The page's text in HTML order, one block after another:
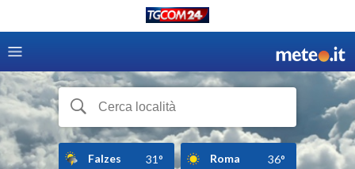
Falzes 31° Roma 36°